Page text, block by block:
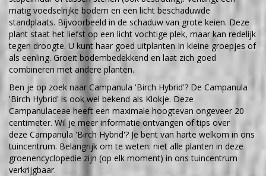
matig voedselrijke bodem en een licht beschaduwde
standplaats. Bijvoorbeeld in de schaduw van grote keien. Deze
plant staat het liefst op een licht vochtige plek, maar kan redelijk
tegen droogte. U kunt haar goed uitplanten In kleine groepjes of
als eenling. Groeit bodembedekkend en laat zich goed
combineren met andere planten.
Ben je op zoek naar Campanula 'Birch Hybrid'? De Campanula
'Birch Hybrid' is ook wel bekend als Klokje. Deze
Campanulaceae heeft een maximale hoogtevan ongeveer 20
centimeter. Wil je meer informatie ontvangen of tips over
deze Campanula 'Birch Hybrid'? Je bent van harte welkom in ons
tuincentrum. Belangrijk om te weten: niet alle planten in deze
groenencyclopedie zijn (op elk moment) in ons tuincentrum
verkrijgbaar.